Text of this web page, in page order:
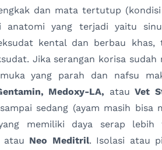
dan mata tertutup (kondisi
anatomi yang terjadi yaitu
kental dan berbau khas,
Jika serangan korisa sudah
muka yang parah dan nafsu
Medoxy-LA, atau Vet
sedang (ayam masih bisa
memiliki daya serap lebih
atau Neo Meditril. Isolasi atau